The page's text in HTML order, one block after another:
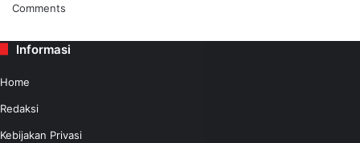
Comments
Informasi
Home
Redaksi
Kebijakan Privasi